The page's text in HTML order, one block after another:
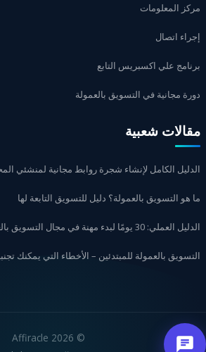
مركز المعلومات
إجراء اتصال
برنامج علي اكسبريس التابع
دورة مجانية في التسويق بالعمولة
مقالات شعبية
الدليل الكامل لإنشاء شجرة روابط مجانية لمنشئي
ما هو التسويق بالعمولة؟ دليل للتسويق التابعة لها
الدليل العملي: 30 يومًا لبدء مهنة في مجال التسويق بالعمولة
التسويق بالعمولة للمبتدئين – الأخطاء التي يمكنك
©
2026 Affiracle